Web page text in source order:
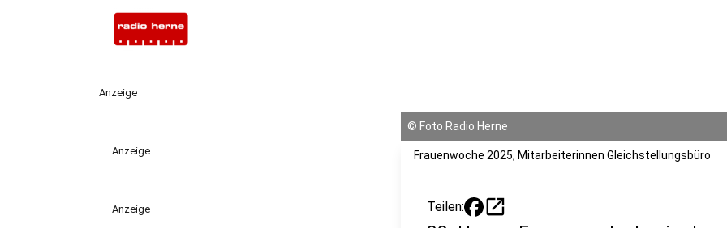
Anzeige
Anzeige
Anzeige
© Foto Radio Herne
Frauenwoche 2025, Mitarbeiterinnen Gleichstellungsbüro
Teilen: open_in_new